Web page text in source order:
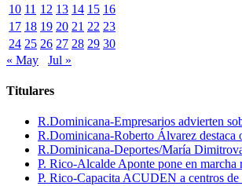
10 11 12 13 14 15 16
17 18 19 20 21 22 23
24 25 26 27 28 29 30
« May
Jul »
Titulares
R.Dominicana-Empresarios advierten
R.Dominicana-Roberto Álvarez destaca
R.Dominicana-Deportes/María
P. Rico-Alcalde Aponte pone en marcha
P. Rico-Capacita ACUDEN a centros